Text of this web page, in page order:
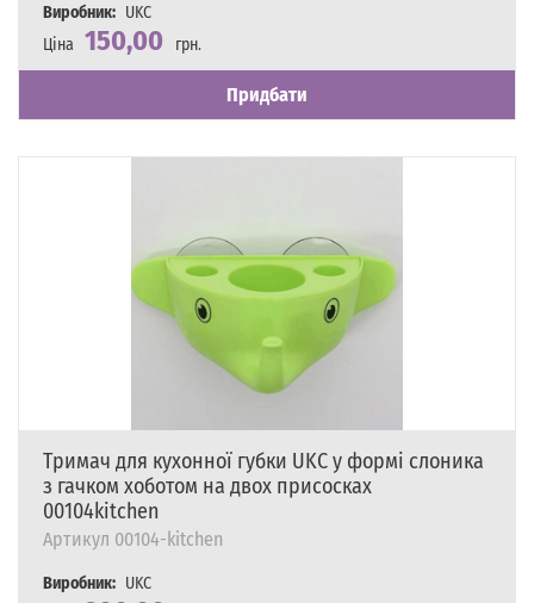
Виробник: UKC
Ціна 150,00
грн.
Наявність
Є в наявності
Придбати
Тримач для кухонної губки UKC у формі слоника
з гачком хоботом на двох присосках
00104kitchen
Артикул 00104-kitchen
Виробник: UKC